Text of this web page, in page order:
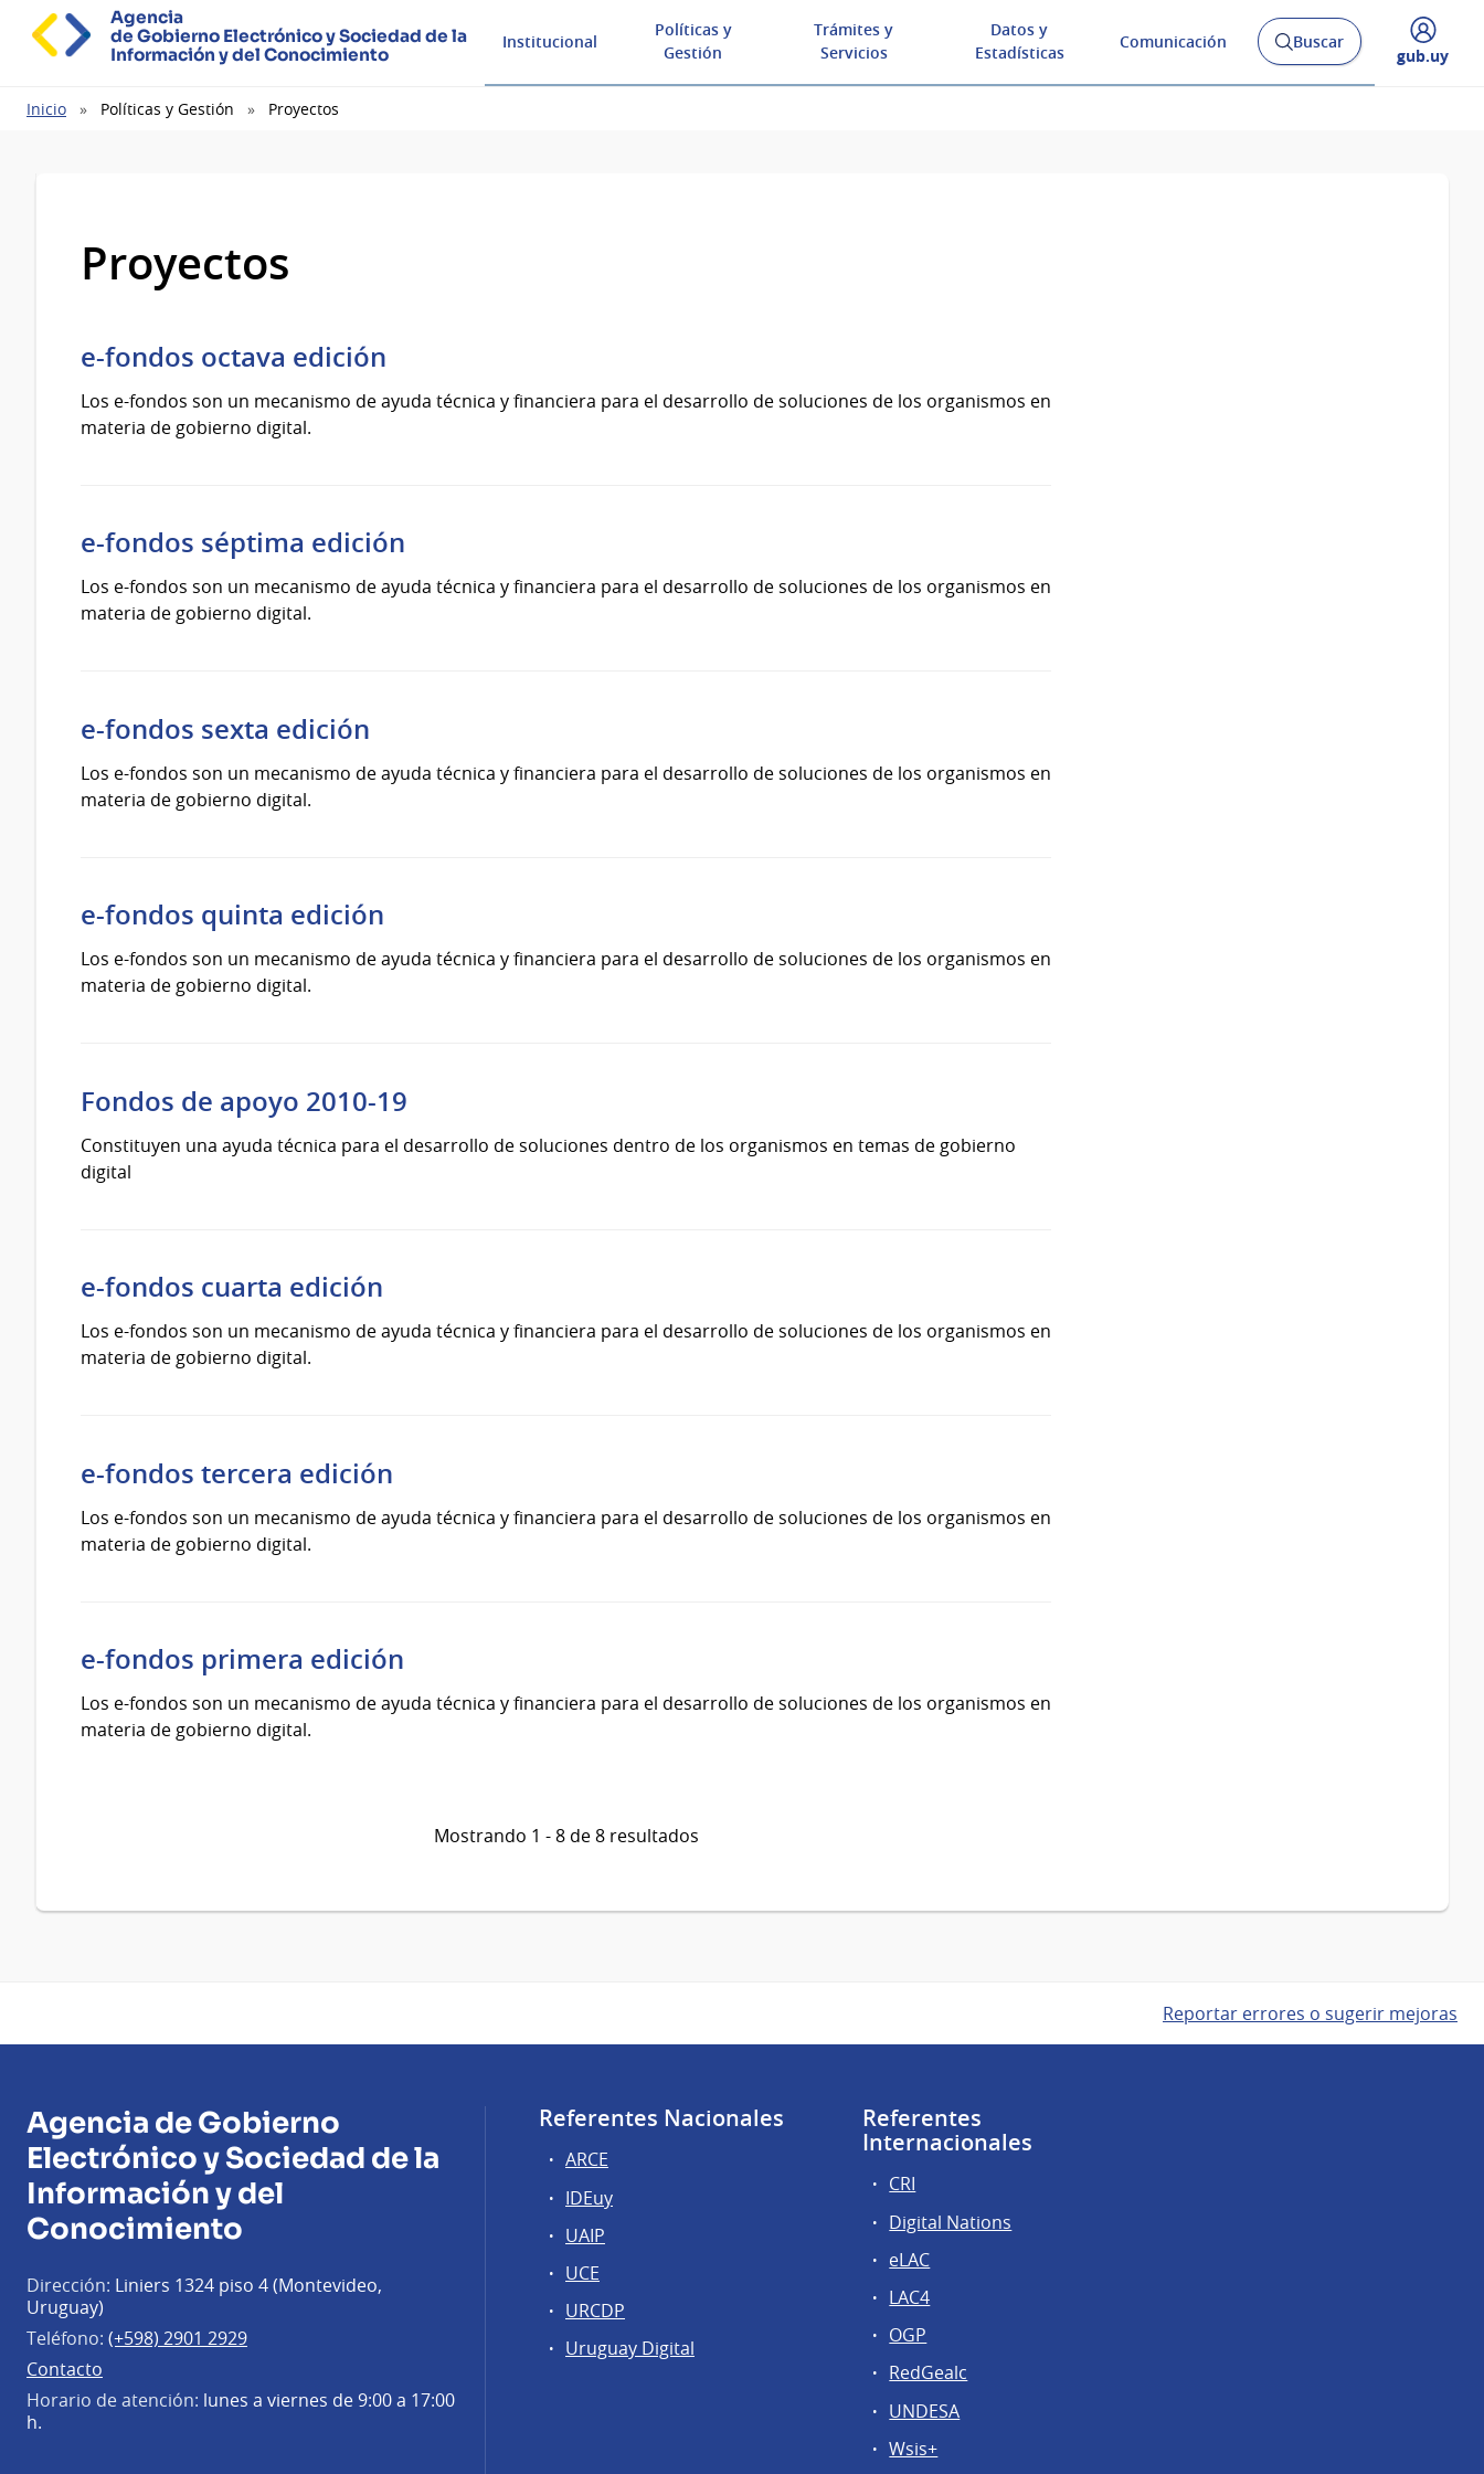
Agencia
de Gobierno Electrónico y Sociedad de la
Información y del Conocimiento
Institucional
Políticas y
Gestión
Trámites y
Servicios
Datos y
Estadísticas
Comunicación
AbrirBuscar
Desplegar
gub.uy
Ruta
Inicio Políticas y Gestión Proyectos
Proyectos
e-fondos octava edición
Los e-fondos son un mecanismo de ayuda técnica y financiera para el desarrollo de soluciones de los organismos en
materia de gobierno digital.
e-fondos séptima edición
Los e-fondos son un mecanismo de ayuda técnica y financiera para el desarrollo de soluciones de los organismos en
materia de gobierno digital.
e-fondos sexta edición
Los e-fondos son un mecanismo de ayuda técnica y financiera para el desarrollo de soluciones de los organismos en
materia de gobierno digital.
e-fondos quinta edición
Los e-fondos son un mecanismo de ayuda técnica y financiera para el desarrollo de soluciones de los organismos en
materia de gobierno digital.
Fondos de apoyo 2010-19
Constituyen una ayuda técnica para el desarrollo de soluciones dentro de los organismos en temas de gobierno
digital
e-fondos cuarta edición
Los e-fondos son un mecanismo de ayuda técnica y financiera para el desarrollo de soluciones de los organismos en
materia de gobierno digital.
e-fondos tercera edición
Los e-fondos son un mecanismo de ayuda técnica y financiera para el desarrollo de soluciones de los organismos en
materia de gobierno digital.
e-fondos primera edición
Los e-fondos son un mecanismo de ayuda técnica y financiera para el desarrollo de soluciones de los organismos en
materia de gobierno digital.
Mostrando 1 - 8 de 8 resultados
Reportar errores o sugerir mejoras
Agencia de Gobierno
Electrónico y Sociedad de la
Información y del
Conocimiento
Dirección: Liniers 1324 piso 4 (Montevideo,
Uruguay)
Teléfono: (+598) 2901 2929
Contacto
Horario de atención: lunes a viernes de 9:00 a 17:00
h.
Referentes Nacionales
ARCE
IDEuy
UAIP
UCE
URCDP
Uruguay Digital
Referentes
Internacionales
CRI
Digital Nations
eLAC
LAC4
OGP
RedGealc
UNDESA
Wsis+